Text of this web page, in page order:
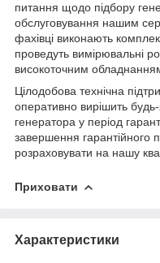
питання щодо підбору
обслуговування нашим
фахівці виконають
проведуть вимірювальні
високоточним
Цілодобова технічна
оперативно вирішить будь-
генератора у період
завершення гарантійного
розраховувати на нашу
Приховати
Характеристики